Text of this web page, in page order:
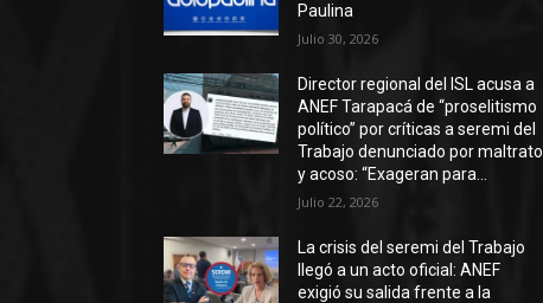
Paulina
Julio 30, 2026
Director regional del ISL acusa a
ANEF Tarapacá de “proselitismo
político” por críticas a seremi del
Trabajo denunciado por maltrato
y acoso: “Exageran para...
Julio 22, 2026
La crisis del seremi del Trabajo
llegó a un acto oficial: ANEF
exigió su salida frente a la